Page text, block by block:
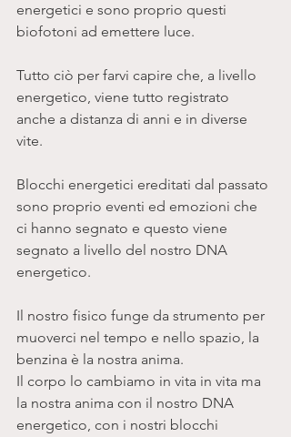
energetici e sono proprio questi
biofotoni ad emettere luce.
Tutto ciò per farvi capire che, a livello
energetico, viene tutto registrato
anche a distanza di anni e in diverse
vite.
Blocchi energetici ereditati dal passato
sono proprio eventi ed emozioni che
ci hanno segnato e questo viene
segnato a livello del nostro DNA
energetico.
Il nostro fisico funge da strumento per
muoverci nel tempo e nello spazio, la
benzina è la nostra anima.
Il corpo lo cambiamo in vita in vita ma
la nostra anima con il nostro DNA
energetico, con i nostri blocchi